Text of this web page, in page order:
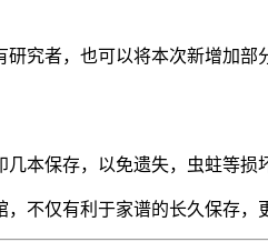
究者，也可以将本次新增加部
本保存，以免遗失，虫蛀等损
不仅有利于家谱的长久保存，